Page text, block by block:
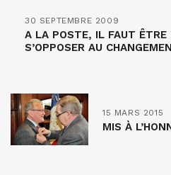
30 SEPTEMBRE 2009
A LA POSTE, IL FAUT ÊTRE
S’OPPOSER AU
15 MARS 2015
MIS À